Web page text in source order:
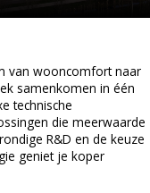
van wooncomfort naar
samenkomen in één
technische
die meerwaarde
R&D en de keuze
geniet je koper